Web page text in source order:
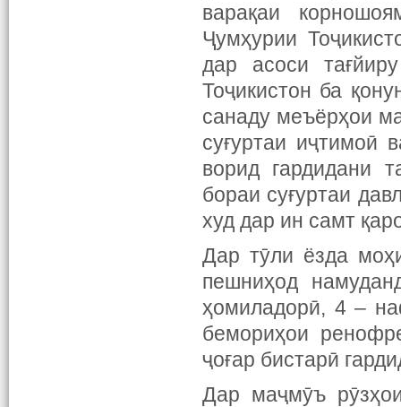
варақаи
Ҷумҳурии
дар асоси
Тоҷикистон ба
санаду меъёрҳои
суғуртаи иҷтимоӣ
ворид гардидани
бораи суғуртаи
худ дар ин самт
Дар тӯли ёзда
пешниҳод
ҳомиладорӣ, 4 –
бемориҳои
ҷоғар бистарӣ
Дар маҷмӯъ